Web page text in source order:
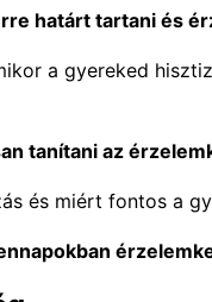
határt tartani és
a gyereked
tanítani az
és miért fontos a